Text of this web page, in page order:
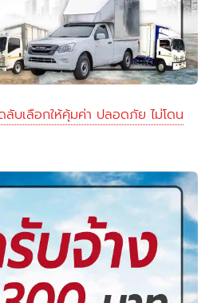
ลับเลือกให้คุ้มค่า ปลอดภัย ไม่โดน